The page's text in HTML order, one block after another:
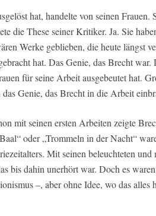
hat, handelte von seinen Frauen.
die These seiner Kritiker. Ja. Sie
Werke geblieben, die heute längst
hat. Das Genie, das Brecht war.
für seine Arbeit ausgebeutet hat.
Genie, das Brecht in die Arbeit
mit seinen ersten Arbeiten zeigte
oder „Trommeln in der Nacht“
Mit seinen beleuchteten und
bis dahin unerhört war. Doch es
–, aber ohne Idee, wo das alles